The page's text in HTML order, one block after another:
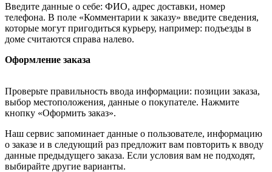
Введите данные о себе: ФИО, адрес доставки, номер
телефона. В поле «Комментарии к заказу» введите сведения,
которые могут пригодиться курьеру, например: подъезды в
доме считаются справа налево.
Оформление заказа
Проверьте правильность ввода информации: позиции заказа,
выбор местоположения, данные о покупателе. Нажмите
кнопку «Оформить заказ».
Наш сервис запоминает данные о пользователе, информацию
о заказе и в следующий раз предложит вам повторить к вводу
данные предыдущего заказа. Если условия вам не подходят,
выбирайте другие варианты.